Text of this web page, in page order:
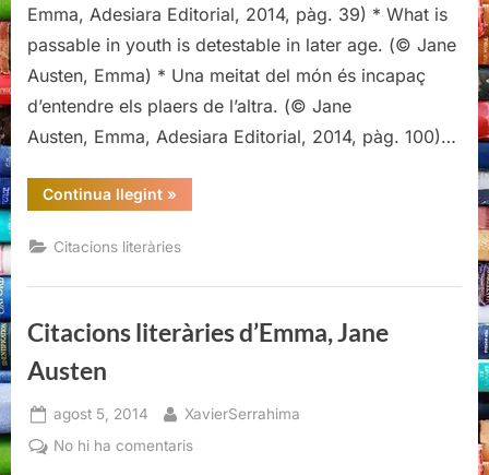
Austen
Emma, Adesiara Editorial, 2014, pàg. 39) * What is
passable in youth is detestable in later age. (© Jane
Austen, Emma) * Una meitat del món és incapaç
d’entendre els plaers de l’altra. (© Jane
Austen, Emma, Adesiara Editorial, 2014, pàg. 100)…
Continua llegint“Citacions
literàries
Jane
Austen”
»
Citacions literàries
Citacions literàries d’Emma, Jane
Austen
Posted
on
agost 5, 2014 By
XavierSerrahima
No hi ha comentarisa